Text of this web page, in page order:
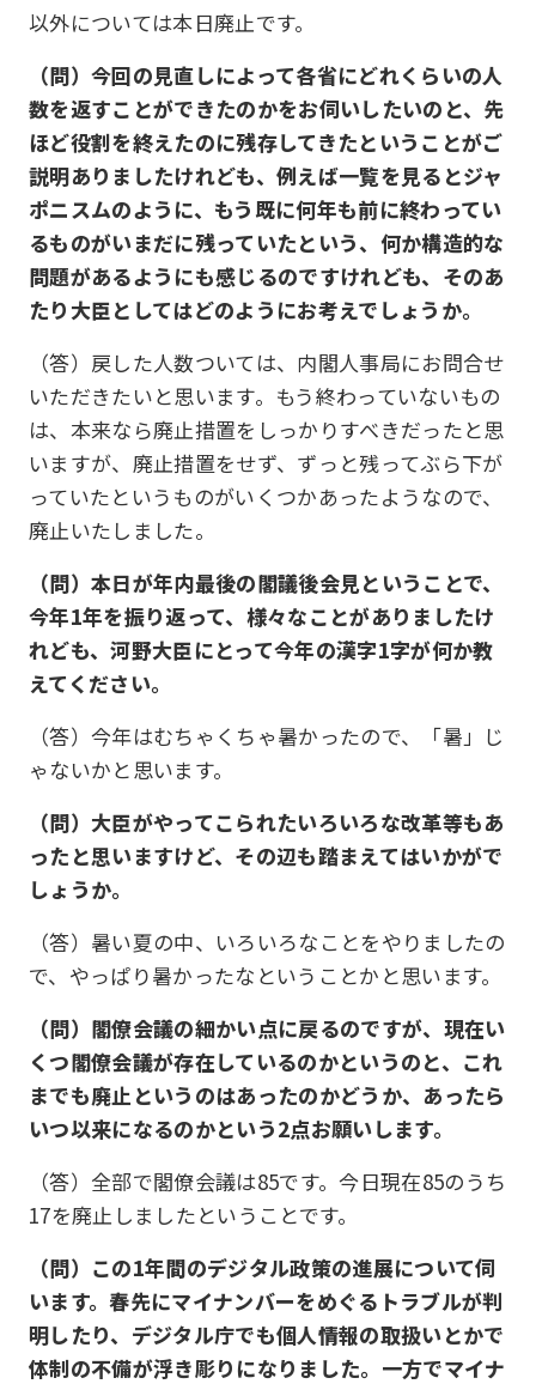
以外については本日廃止です。
（問）今回の見直しによって各省にどれくらいの人
数を返すことができたのかをお伺いしたいのと、先
ほど役割を終えたのに残存してきたということがご
説明ありましたけれども、例えば一覧を見るとジャ
ポニスムのように、もう既に何年も前に終わってい
るものがいまだに残っていたという、何か構造的な
問題があるようにも感じるのですけれども、そのあ
たり大臣としてはどのようにお考えでしょうか。
（答）戻した人数ついては、内閣人事局にお問合せ
いただきたいと思います。もう終わっていないもの
は、本来なら廃止措置をしっかりすべきだったと思
いますが、廃止措置をせず、ずっと残ってぶら下が
っていたというものがいくつかあったようなので、
廃止いたしました。
（問）本日が年内最後の閣議後会見ということで、
今年1年を振り返って、様々なことがありましたけ
れども、河野大臣にとって今年の漢字1字が何か教
えてください。
（答）今年はむちゃくちゃ暑かったので、「暑」じ
ゃないかと思います。
（問）大臣がやってこられたいろいろな改革等もあ
ったと思いますけど、その辺も踏まえてはいかがで
しょうか。
（答）暑い夏の中、いろいろなことをやりましたの
で、やっぱり暑かったなということかと思います。
（問）閣僚会議の細かい点に戻るのですが、現在い
くつ閣僚会議が存在しているのかというのと、これ
までも廃止というのはあったのかどうか、あったら
いつ以来になるのかという2点お願いします。
（答）全部で閣僚会議は85です。今日現在85のうち
17を廃止しましたということです。
（問）この1年間のデジタル政策の進展について伺
います。春先にマイナンバーをめぐるトラブルが判
明したり、デジタル庁でも個人情報の取扱いとかで
体制の不備が浮き彫りになりました。一方でマイナ